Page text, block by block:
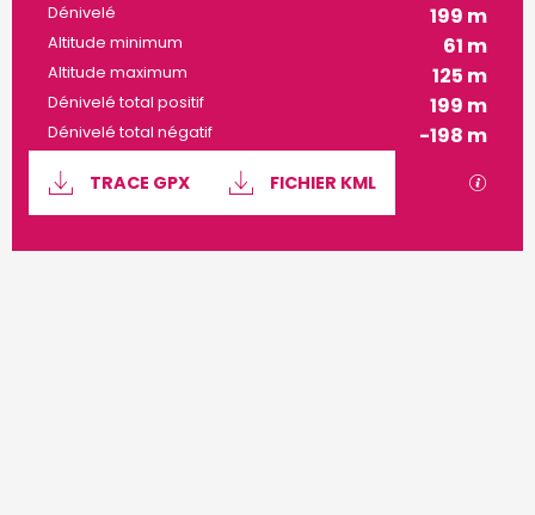
Dénivelé 199 m
Altitude minimum 61 m
Altitude maximum 125 m
Dénivelé total positif 199 m
Dénivelé total négatif -198 m
Documentation
TRACE GPX FICHIER KML